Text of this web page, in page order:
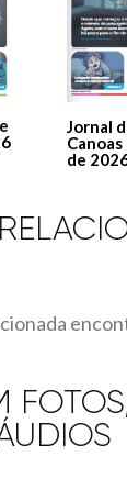
Jornal
de